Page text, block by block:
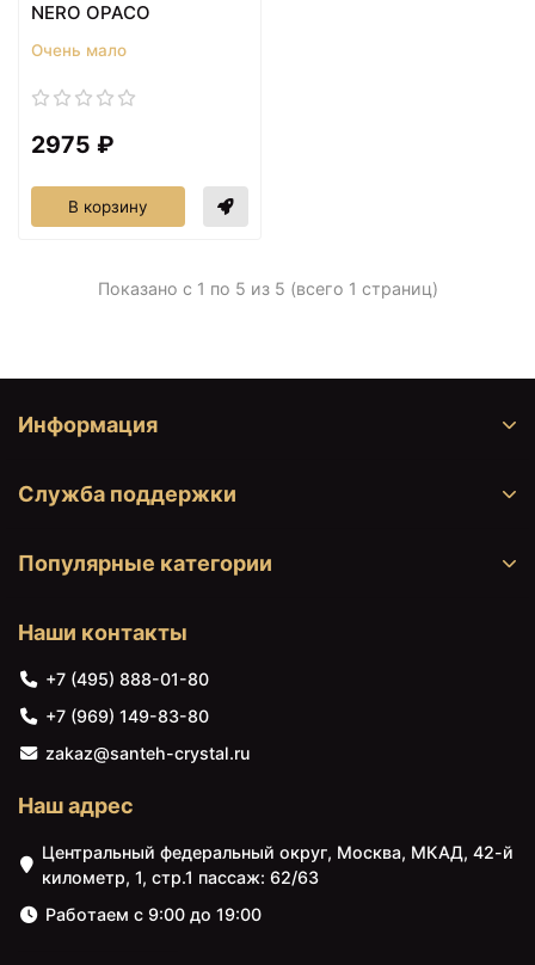
NERO OPACO
Очень мало
2975 ₽
В корзину
Показано с 1 по 5 из 5 (всего 1 страниц)
Информация
Служба поддержки
Популярные категории
Наши контакты
+7 (495) 888-01-80
+7 (969) 149-83-80
zakaz@santeh-crystal.ru
Наш адрес
Центральный федеральный округ, Москва, МКАД, 42-й
километр, 1, стр.1 пассаж: 62/63
Работаем с 9:00 до 19:00